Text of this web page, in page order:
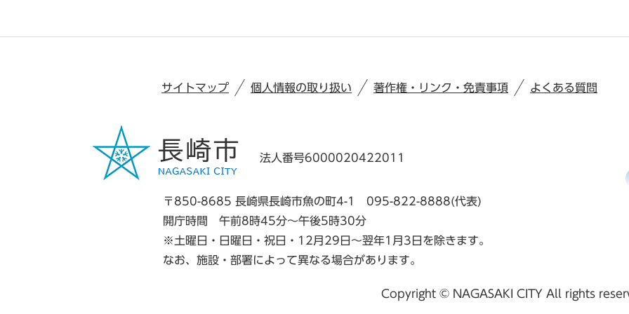
サイトマップ 個人情報の取り扱い 著作権・リンク・免責事項 よくある質問
法人番号6000020422011
〒850-8685 長崎県長崎市魚の町4-1
095-822-8888(代表)
開庁時間 午前8時45分～午後5時30分
※土曜日・日曜日・祝日・12月29日～翌年1月3日を除きます。
なお、施設・部署によって異なる場合があります。
Copyright © NAGASAKI CITY All rights